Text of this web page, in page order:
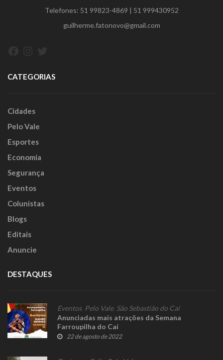
Telefones: 51 99823-4869 | 51 999430952
guilherme.fatonovo@gmail.com
CATEGORIAS
Cidades
Pelo Vale
Esportes
Economia
Segurança
Eventos
Colunistas
Blogs
Editais
Anuncie
DESTAQUES
Eventos, Pelo Vale, São Sebastião do Caí
Anunciadas mais atrações da Semana
Farroupilha do Caí
22 de agosto de 2022